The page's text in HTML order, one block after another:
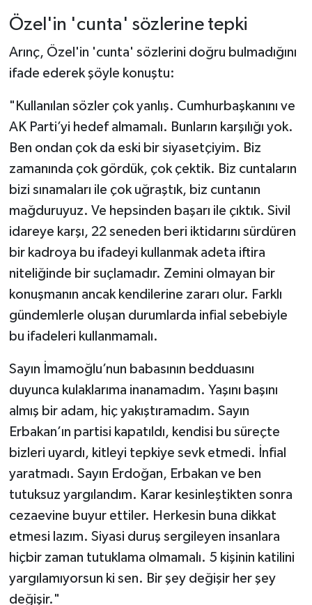
Özel'in 'cunta' sözlerine tepki
Arınç, Özel'in 'cunta' sözlerini doğru bulmadığını
ifade ederek şöyle konuştu:
"Kullanılan sözler çok yanlış. Cumhurbaşkanını ve
AK Parti’yi hedef almamalı. Bunların karşılığı yok.
Ben ondan çok da eski bir siyasetçiyim. Biz
zamanında çok gördük, çok çektik. Biz cuntaların
bizi sınamaları ile çok uğraştık, biz cuntanın
mağduruyuz. Ve hepsinden başarı ile çıktık. Sivil
idareye karşı, 22 seneden beri iktidarını sürdüren
bir kadroya bu ifadeyi kullanmak adeta iftira
niteliğinde bir suçlamadır. Zemini olmayan bir
konuşmanın ancak kendilerine zararı olur. Farklı
gündemlerle oluşan durumlarda infial sebebiyle
bu ifadeleri kullanmamalı.
Sayın İmamoğlu’nun babasının bedduasını
duyunca kulaklarıma inanamadım. Yaşını başını
almış bir adam, hiç yakıştıramadım. Sayın
Erbakan’ın partisi kapatıldı, kendisi bu süreçte
bizleri uyardı, kitleyi tepkiye sevk etmedi. İnfial
yaratmadı. Sayın Erdoğan, Erbakan ve ben
tutuksuz yargılandım. Karar kesinleştikten sonra
cezaevine buyur ettiler. Herkesin buna dikkat
etmesi lazım. Siyasi duruş sergileyen insanlara
hiçbir zaman tutuklama olmamalı. 5 kişinin katilini
yargılamıyorsun ki sen. Bir şey değişir her şey
değişir."